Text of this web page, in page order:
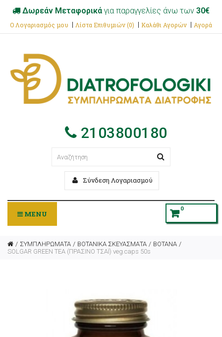
Δωρεάν Μεταφορικά για παραγγελίες άνω των 30€
Ο Λογαριασμός μου Λίστα Επιθυμιών (0) Καλάθι Αγορών Αγορά
2103800180
Σύνδεση Λογαριασμού
0
MENU
ΣΥΜΠΛΗΡΩΜΑΤΑ ΒΟΤΑΝΙΚΑ ΣΚΕΥΑΣΜΑΤΑ
ΒΟΤΑΝΑ
SOLGAR GREEN TEA (ΠΡΑΣΙΝΟ ΤΣΑΪ) veg.caps 50s